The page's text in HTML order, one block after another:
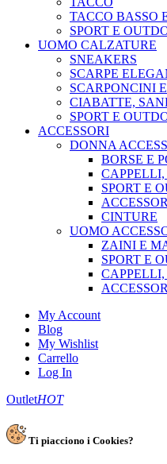
TACCO BASSO
SPORT E
UOMO CALZATURE
SNEAKERS
SCARPE
SCARPONCINI
CIABATTE,
SPORT E
ACCESSORI
DONNA
BORSE E
SPORT E
CINTURE
UOMO
ZAINI E
SPORT E
My Account
Blog
My Wishlist
Carrello
Log In
OutletHOT
Ti piacciono i Cookies?